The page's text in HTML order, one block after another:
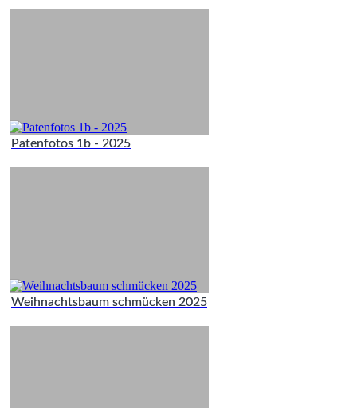
Patenfotos 1b - 2025
Weihnachtsbaum schmücken 2025